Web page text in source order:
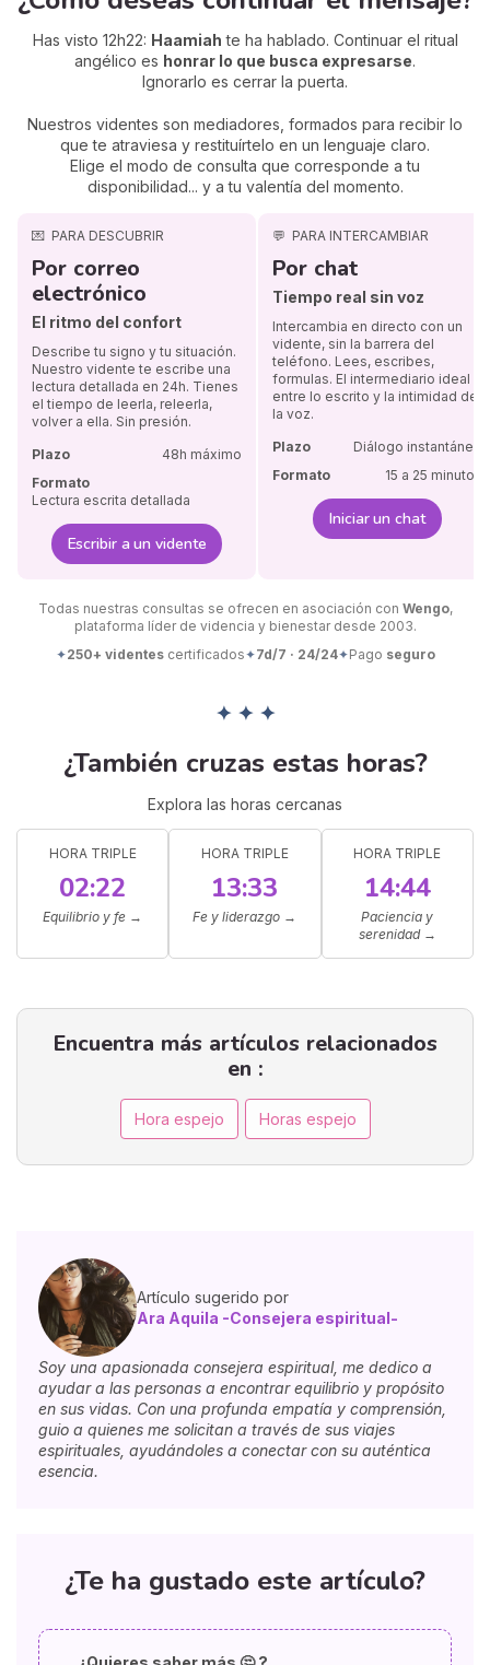
Has visto 12h22: Haamiah te ha hablado. Continuar el ritual
angélico es honrar lo que busca expresarse.
Ignorarlo es cerrar la puerta.
Nuestros videntes son mediadores, formados para recibir lo
que te atraviesa y restituírtelo en un lenguaje claro.
Elige el modo de consulta que corresponde a tu
disponibilidad... y a tu valentía del momento.
💌 PARA DESCUBRIR
Por correo
electrónico
El ritmo del confort
Describe tu signo y tu situación.
Nuestro vidente te escribe una
lectura detallada en 24h. Tienes
el tiempo de leerla, releerla,
volver a ella. Sin presión.
Plazo
48h máximo
Formato
Lectura escrita detallada
Escribir a un vidente
💬 PARA INTERCAMBIAR
Por chat
Tiempo real sin voz
Intercambia en directo con un
vidente, sin la barrera del
teléfono. Lees, escribes,
formulas. El intermediario ideal
entre lo escrito y la intimidad de
la voz.
Plazo
Diálogo instantáneo
Formato
15 a 25 minutos
Iniciar un chat
Todas nuestras consultas se ofrecen en asociación con Wengo,
plataforma líder de videncia y bienestar desde 2003.
✦250+ videntescertificados✦7d/7 · 24/24✦Pago seguro
✦ ✦ ✦
¿También cruzas estas horas?
Explora las horas cercanas
HORA TRIPLE
02:22
Equilibrio y fe →
HORA TRIPLE
13:33
Fe y liderazgo →
HORA TRIPLE
14:44
Paciencia y
serenidad→
Encuentra más artículos relacionados
en :
Hora espejo Horas espejo
Artículo sugerido por
Ara Aquila -Consejera espiritual-
Soy una apasionada consejera espiritual, me dedico a
ayudar a las personas a encontrar equilibrio y propósito
en sus vidas. Con una profunda empatía y comprensión,
guio a quienes me solicitan a través de sus viajes
espirituales, ayudándoles a conectar con su auténtica
esencia.
¿Te ha gustado este artículo?